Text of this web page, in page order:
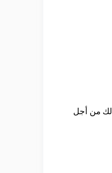
خلال إستخدام أطراف الأصابع لمدة تصل إلى حوالى 5 دقائق و ذلك من أجل